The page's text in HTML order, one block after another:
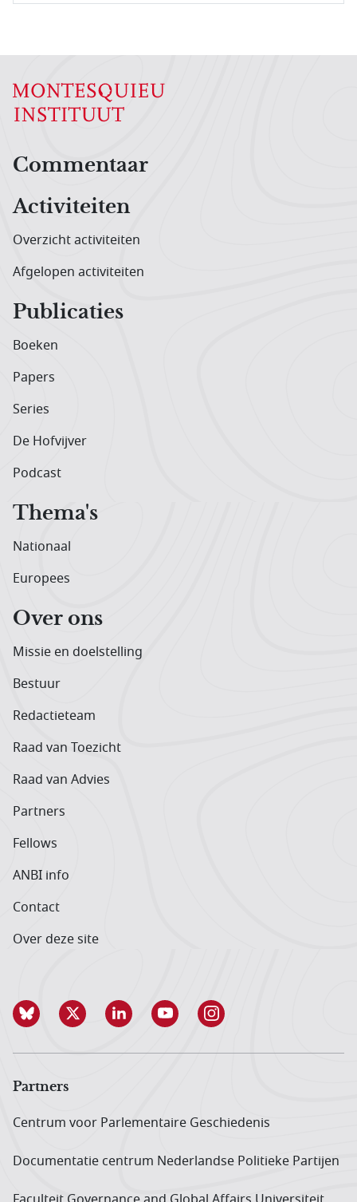
Hoofdnavigatiemenu
Commentaar
Activiteiten
Overzicht activiteiten
Afgelopen activiteiten
Publicaties
Boeken
Papers
Series
De Hofvijver
Podcast
Thema's
Nationaal
Europees
Over ons
Missie en doelstelling
Bestuur
Redactieteam
Raad van Toezicht
Raad van Advies
Partners
Fellows
ANBI info
Contact
Over deze site
Partners
Centrum voor Parlementaire Geschiedenis
Documentatie centrum Neder­landse Politieke Partijen